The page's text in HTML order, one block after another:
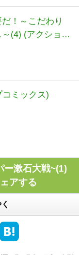
！～こだわり
(4) (アクション
ミックス)
ミックス)
ー漱石大戦~(1)
アする